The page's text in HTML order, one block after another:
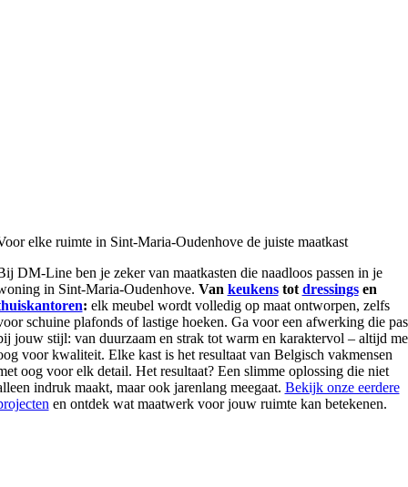
elke ruimte in Sint-Maria-Oudenhove de juiste maatkast
DM-Line ben je zeker van maatkasten die naadloos passen in je
in Sint-Maria-Oudenhove. Van keukenstot dressingsen
: elk meubel wordt volledig op maat ontworpen, zelfs
schuine plafonds of lastige hoeken. Ga voor een afwerking die
jouw stijl: van duurzaam en strak tot warm en karaktervol – altijd
voor kwaliteit. Elke kast is het resultaat van Belgisch vakmensen
oog voor elk detail. Het resultaat? Een slimme oplossing die niet
indruk maakt, maar ook jarenlang meegaat. Bekijk onze eerdere
en ontdek wat maatwerk voor jouw ruimte kan betekenen.